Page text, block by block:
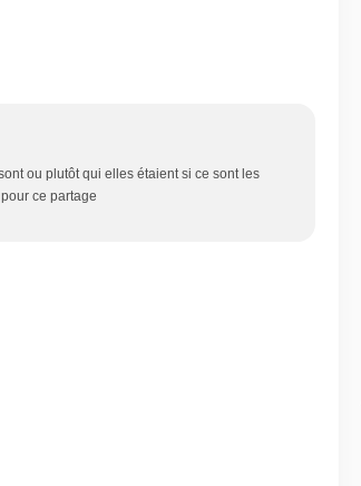
ou plutôt qui elles étaient si ce sont les
ce partage